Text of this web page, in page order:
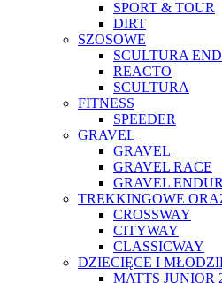
SPORT & TOUR
DIRT
SZOSOWE
SCULTURA
REACTO
SCULTURA
FITNESS
SPEEDER
GRAVEL
GRAVEL
GRAVEL RACE
GRAVEL
TREKKINGOWE
CROSSWAY
CITYWAY
CLASSICWAY
DZIECIĘCE I
MATTS JUNIOR